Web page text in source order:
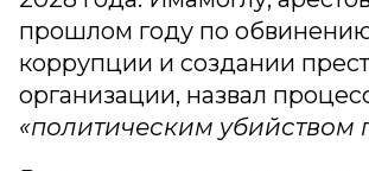
прошлом году по
коррупции и создании
организации, назвал
«политическим убийством